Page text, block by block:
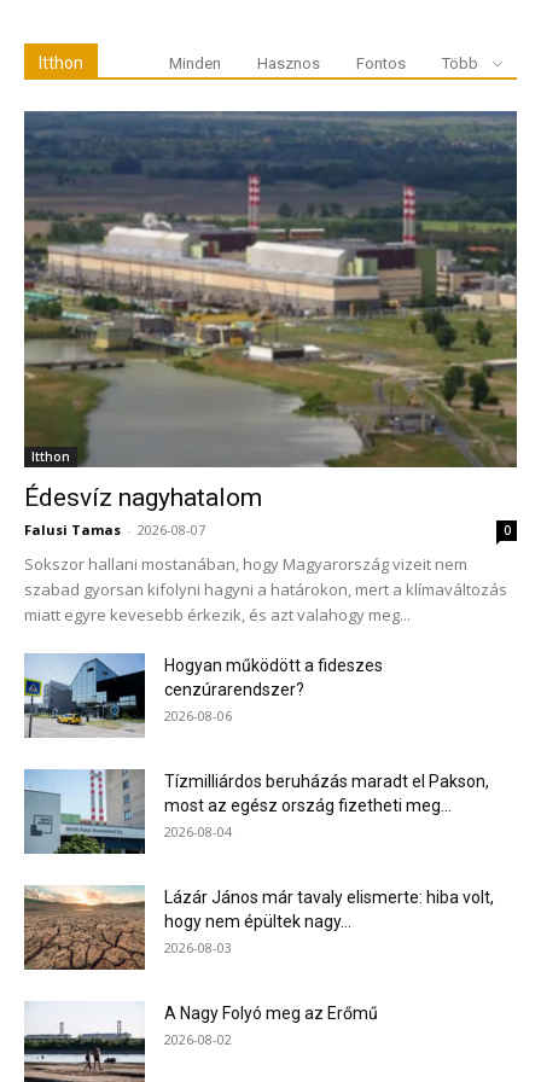
Vagyonellenőrzési Hivatala (OFAC) pénteken négy
személyt és kilenc iráni pénzügyi megfékező
hálózathoz kötődő egységet szankcionált, állt a
minisztérium honlapján megjelent sajtóközlemény
szerint.
A görög légvédelmi rendszer Szaúd-Arábiában két
Jemenből indított ballisztikus rakétát fogott el,
mondták források szombat reggel.
Vitézy Dávid közlekedési és beruházási miniszter
egy ma hajnali
bejegyzésbenreagált Navracsics
Tibor korábbi területfejlesztési miniszterkritikáiraa
balatoni vasútfejlesztésekkel kapcsolatban. A
tárcavezető a kijelentette kissé elkésett Navracsics a
kritikával, azt ugyanis nem most kellene elmondani, ha
nem akkor, amikor a kormány tagjaként szólalhatott
volna fel ellene Lázár tervei ellen.
EUR361,25 USD 317,55 CHF 387,93
00,00 0,00 %
2026. július 25. szombat
Egy nappal azután, hogy az Egyesült Államok
mérföldkőnek számító nukleáris megállapodást írt alá
Szaúd-Arábiával, Trump elnök új feltételt szabott
eladására, kijelentve, hogy az egész megállapodás
most a szaúdi hajlandóságon múlik a diplomáciai
Lindsey Graham temetését július 28-án tartják a
washingtoni Nemzeti Katedrálisban, aki Ukrajna és
Itthon Minden Hasznos Fontos Több
Itthon
Édesvíz nagyhatalom
Falusi Tamas - 2026-08-07 0
Sokszor hallani mostanában, hogy Magyarország vizeit nem
szabad gyorsan kifolyni hagyni a határokon, mert a klímaváltozás
miatt egyre kevesebb érkezik, és azt valahogy meg...
Hogyan működött a fideszes
cenzúrarendszer?
2026-08-06
Tízmilliárdos beruházás maradt el Pakson,
most az egész ország fizetheti meg...
2026-08-04
Lázár János már tavaly elismerte: hiba volt,
hogy nem épültek nagy...
2026-08-03
A Nagy Folyó meg az Erőmű
2026-08-02